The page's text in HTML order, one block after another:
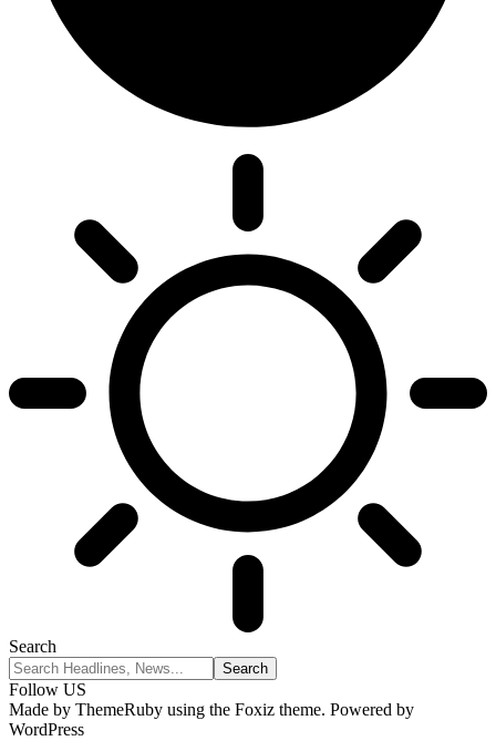
Search
Follow US
Made by ThemeRuby using the Foxiz theme. Powered by
WordPress